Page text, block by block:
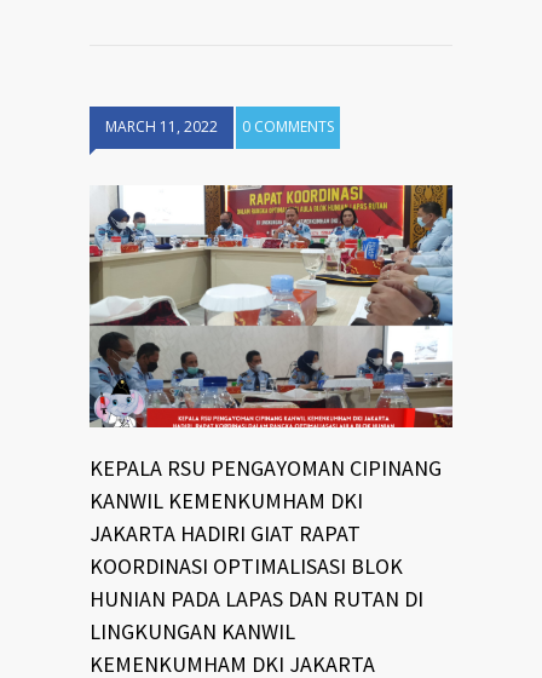
MARCH 11, 2022 0 COMMENTS
KEPALA RSU PENGAYOMAN CIPINANG
KANWIL KEMENKUMHAM DKI
JAKARTA HADIRI GIAT RAPAT
KOORDINASI OPTIMALISASI BLOK
HUNIAN PADA LAPAS DAN RUTAN DI
LINGKUNGAN KANWIL
KEMENKUMHAM DKI JAKARTA